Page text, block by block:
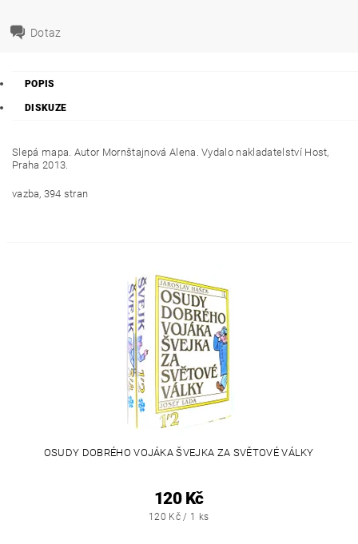
Dotaz
POPIS
DISKUZE
Slepá mapa. Autor Mornštajnová Alena. Vydalo nakladatelství Host,
Praha 2013.
vazba, 394 stran
OSUDY DOBRÉHO VOJÁKA ŠVEJKA ZA SVĚTOVÉ VÁLKY
120 Kč
120 Kč / 1 ks